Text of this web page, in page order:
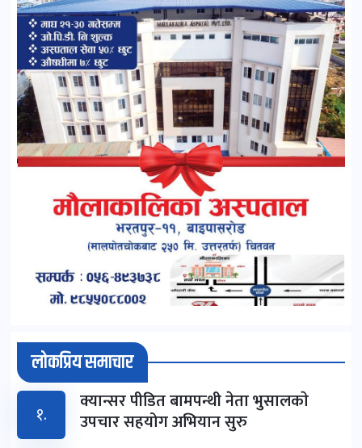
लोकप्रिय समाचार
१. क्यान्सर पीडित बामपन्थी नेता भुसालकाे
उपचार सहयोग अभियान सुरु